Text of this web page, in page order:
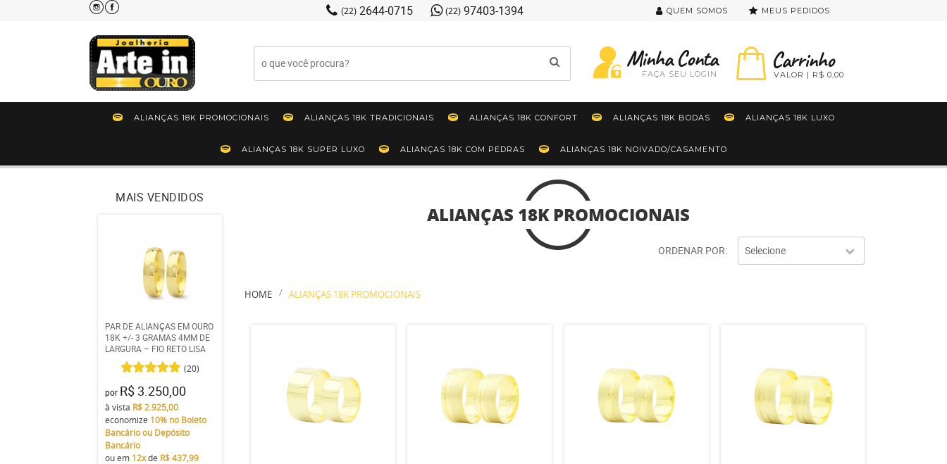
(22) 2644-0715 (22) 97403-1394 QUEM SOMOS MEUS PEDIDOS
FAÇA SEU LOGIN R$ 0,00
ALIANÇAS 18K PROMOCIONAIS ALIANÇAS 18K TRADICIONAIS ALIANÇAS 18K CONFORT ALIANÇAS 18K BODAS ALIANÇAS 18K LUXO
ALIANÇAS 18K SUPER LUXO ALIANÇAS 18K COM PEDRAS ALIANÇAS 18K NOIVADO/CASAMENTO
MAIS VENDIDOS
PAR DE ALIANÇAS EM OURO
18K +/- 3 GRAMAS 4MM DE
LARGURA – FIO RETO LISA
(20)
por R$ 3.250,00
à vista R$ 2.925,00
economize 10% no Boleto
Bancário ou Depósito
Bancário
ou em 12xde R$ 437,99
ALIANÇAS 18K PROMOCIONAIS
HOME ALIANÇAS 18K PROMOCIONAIS
ORDENAR POR Selecione